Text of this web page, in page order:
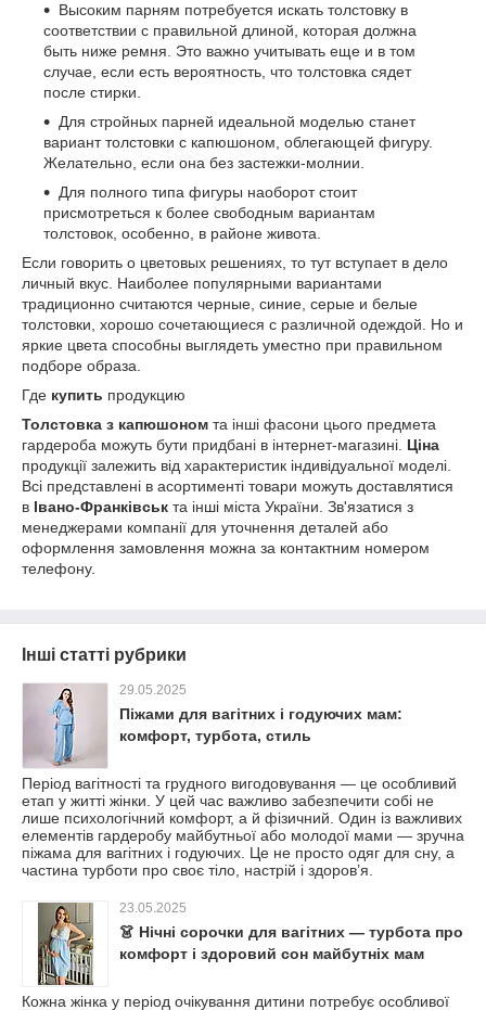
Высоким парням потребуется искать толстовку в
соответствии с правильной длиной, которая должна
быть ниже ремня. Это важно учитывать еще и в том
случае, если есть вероятность, что толстовка сядет
после стирки.
Для стройных парней идеальной моделью станет
вариант толстовки с капюшоном, облегающей фигуру.
Желательно, если она без застежки-молнии.
Для полного типа фигуры наоборот стоит
присмотреться к более свободным вариантам
толстовок, особенно, в районе живота.
Если говорить о цветовых решениях, то тут вступает в дело
личный вкус. Наиболее популярными вариантами
традиционно считаются черные, синие, серые и белые
толстовки, хорошо сочетающиеся с различной одеждой. Но и
яркие цвета способны выглядеть уместно при правильном
подборе образа.
Где купить продукцию
Толстовка з капюшоном та інші фасони цього предмета
гардероба можуть бути придбані в інтернет-магазині. Ціна
продукції залежить від характеристик індивідуальної моделі.
Всі представлені в асортименті товари можуть доставлятися
в Івано-Франківськ та інші міста України. Зв'язатися з
менеджерами компанії для уточнення деталей або
оформлення замовлення можна за контактним номером
телефону.
Інші статті рубрики
29.05.2025
Піжами для вагітних і годуючих мам:
комфорт, турбота, стиль
Період вагітності та грудного вигодовування — це особливий
етап у житті жінки. У цей час важливо забезпечити собі не
лише психологічний комфорт, а й фізичний. Один із важливих
елементів гардеробу майбутньої або молодої мами — зручна
піжама для вагітних і годуючих. Це не просто одяг для сну, а
частина турботи про своє тіло, настрій і здоров’я.
23.05.2025
👗 Нічні сорочки для вагітних — турбота про
комфорт і здоровий сон майбутніх мам
Кожна жінка у період очікування дитини потребує особливої